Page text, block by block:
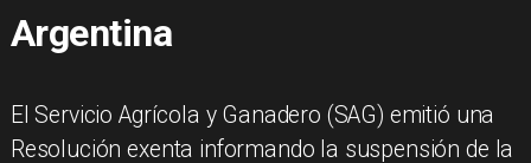
Argentina
El Servicio Agrícola y Ganadero (SAG) emitió una
Resolución exenta informando la suspensión de la